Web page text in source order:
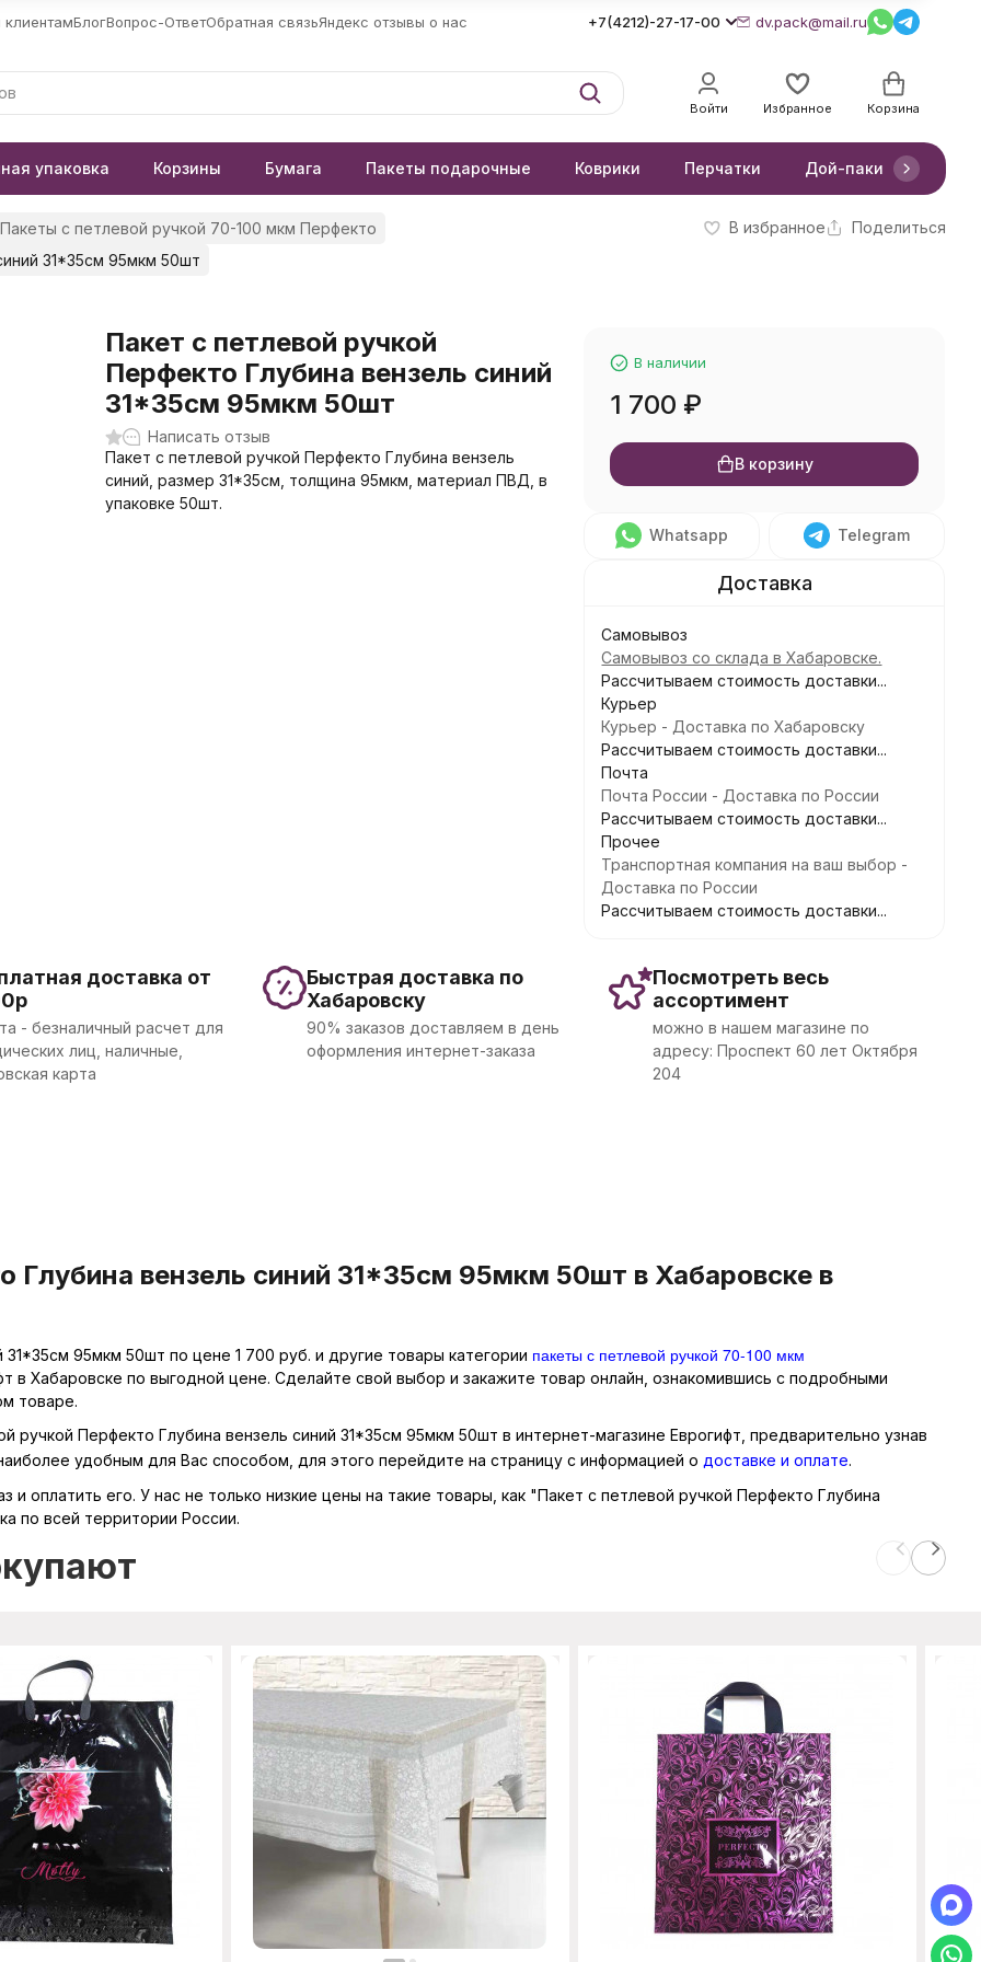
БлогВопрос-ОтветОбратная связьЯндекс отзывы о нас +7(4212)-27-17-00 dv.pack@mail.ru
Войти Избранное Корзина
упаковка Корзины Бумага Пакеты подарочные Коврики Перчатки Дой-паки
Пакеты с петлевой ручкой 70-100 мкм Перфекто
31*35см 95мкм 50шт
В избранное Поделиться
Пакет с петлевой ручкой
Перфекто Глубина вензель синий
31*35см 95мкм 50шт
Написать отзыв
Пакет с петлевой ручкой Перфекто Глубина вензель
синий, размер 31*35см, толщина 95мкм, материал ПВД, в
упаковке 50шт.
В наличии
1 700 ₽
В корзину
Whatsapp Telegram
Самовывоз
Самовывоз со склада в Хабаровске.
Рассчитываем стоимость доставки...
Курьер
Курьер - Доставка по Хабаровску
Рассчитываем стоимость доставки...
Почта
Почта России - Доставка по России
Рассчитываем стоимость доставки...
Прочее
Транспортная компания на ваш выбор -
Доставка по России
Рассчитываем стоимость доставки...
доставка от
- безналичный расчет для
лиц, наличные,
карта
Быстрая доставка по
Хабаровску
90% заказов доставляем в день
оформления интернет-заказа
Посмотреть весь
ассортимент
можно в нашем магазине по
адресу: Проспект 60 лет Октября
204
Глубина вензель синий 31*35см 95мкм 50шт в Хабаровске в
95мкм 50шт по цене 1 700 руб. и другие товары категории пакеты с петлевой ручкой 70-100 мкм
в Хабаровске по выгодной цене. Сделайте свой выбор и закажите товар онлайн, ознакомившись с подробными
товаре.
ручкой Перфекто Глубина вензель синий 31*35см 95мкм 50шт в интернет-магазине Еврогифт, предварительно узнав
удобным для Вас способом, для этого перейдите на страницу с информацией о доставке и оплате.
и оплатить его. У нас не только низкие цены на такие товары, как "Пакет с петлевой ручкой Перфекто Глубина
по всей территории России.